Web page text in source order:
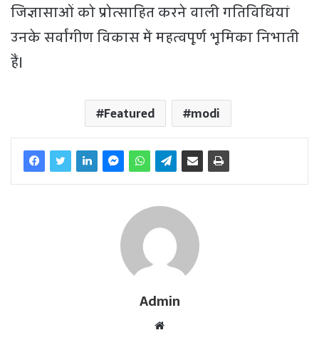
जिज्ञासाओं को प्रोत्साहित करने वाली गतिविधियां
उनके सर्वांगीण विकास में महत्वपूर्ण भूमिका निभाती
हैं।
Featured modi
Admin